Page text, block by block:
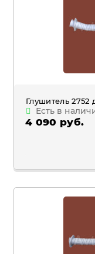
Глушитель
Есть в
4 090 руб.